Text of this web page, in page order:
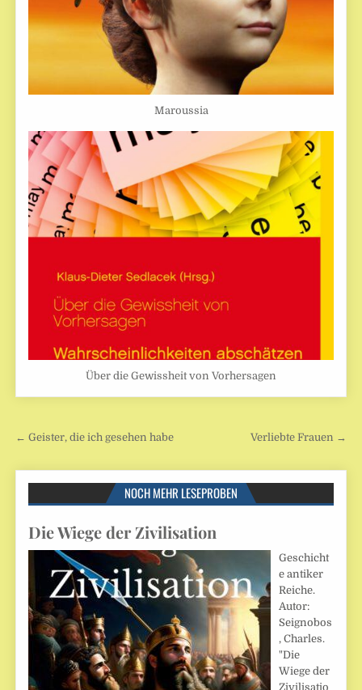
Maroussia
Über die Gewissheit von Vorhersagen
Beitragsnavigation
← Geister, die ich gesehen habe Verliebte Frauen →
NOCH MEHR LESEPROBEN
Die Wiege der Zivilisation
Geschicht
e antiker
Reiche.
Autor:
Seignobos
, Charles.
"Die
Wiege der
Zivilisatio